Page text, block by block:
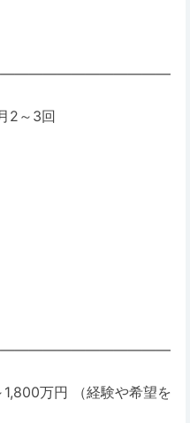
2～3回
万円 （経験や希望を